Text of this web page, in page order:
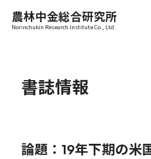
農林中金総合研究所
Norinchukin Research Institute Co., Ltd.
書誌情報
論題：19年下期の米